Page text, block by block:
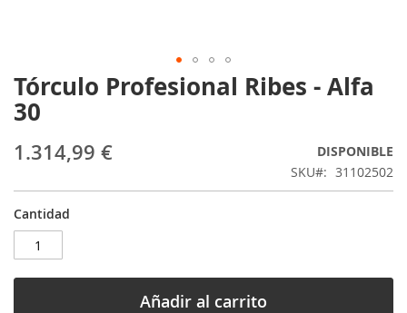
Tórculo Profesional Ribes - Alfa
30
1.314,99 €
DISPONIBLE
SKU
31102502
Cantidad
Añadir al carrito
Saltar
al
comienzo
la
de
imágenes